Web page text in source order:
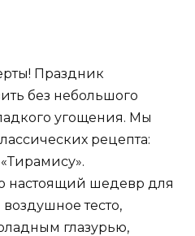
Праздник
без небольшого
угощения. Мы
рецепта:
настоящий шедевр для
тесто,
глазурью,